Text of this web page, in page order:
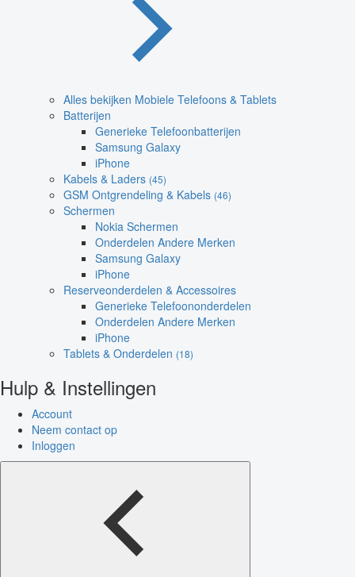
Alles bekijken Mobiele Telefoons & Tablets
Batterijen
Generieke Telefoonbatterijen
Samsung Galaxy
iPhone
Kabels & Laders (45)
GSM Ontgrendeling & Kabels (46)
Schermen
Nokia Schermen
Onderdelen Andere Merken
Samsung Galaxy
iPhone
Reserveonderdelen & Accessoires
Generieke Telefoononderdelen
Onderdelen Andere Merken
iPhone
Tablets & Onderdelen (18)
Hulp & Instellingen
Account
Neem contact op
Inloggen